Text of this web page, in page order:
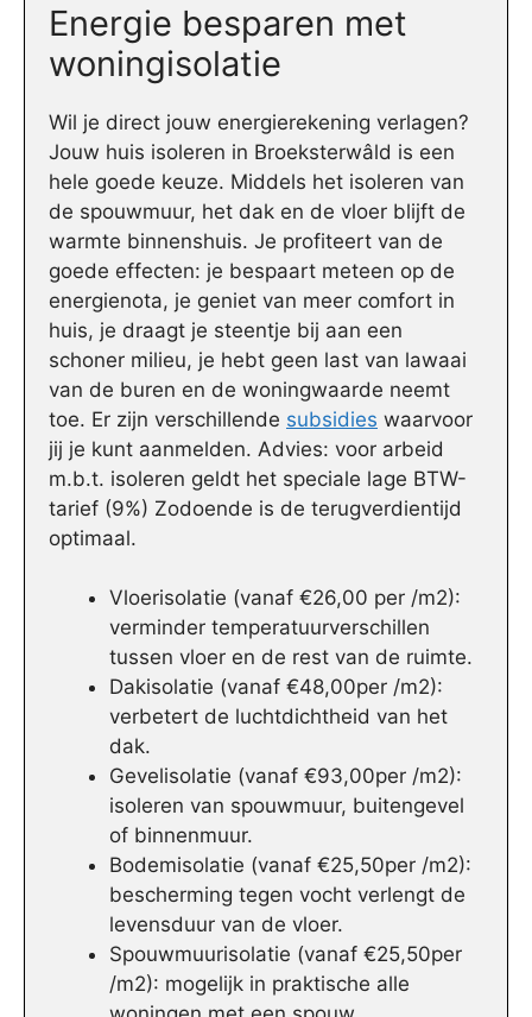
Energie besparen met
woningisolatie
Wil je direct jouw energierekening verlagen?
Jouw huis isoleren in Broeksterwâld is een
hele goede keuze. Middels het isoleren van
de spouwmuur, het dak en de vloer blijft de
warmte binnenshuis. Je profiteert van de
goede effecten: je bespaart meteen op de
energienota, je geniet van meer comfort in
huis, je draagt je steentje bij aan een
schoner milieu, je hebt geen last van lawaai
van de buren en de woningwaarde neemt
toe. Er zijn verschillende subsidies waarvoor
jij je kunt aanmelden. Advies: voor arbeid
m.b.t. isoleren geldt het speciale lage BTW-
tarief (9%) Zodoende is de terugverdientijd
optimaal.
Vloerisolatie (vanaf €26,00 per /m2):
verminder temperatuurverschillen
tussen vloer en de rest van de ruimte.
Dakisolatie (vanaf €48,00per /m2):
verbetert de luchtdichtheid van het
dak.
Gevelisolatie (vanaf €93,00per /m2):
isoleren van spouwmuur, buitengevel
of binnenmuur.
Bodemisolatie (vanaf €25,50per /m2):
bescherming tegen vocht verlengt de
levensduur van de vloer.
Spouwmuurisolatie (vanaf €25,50per
/m2): mogelijk in praktische alle